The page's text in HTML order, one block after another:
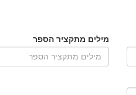
מילים מתקציר הספר